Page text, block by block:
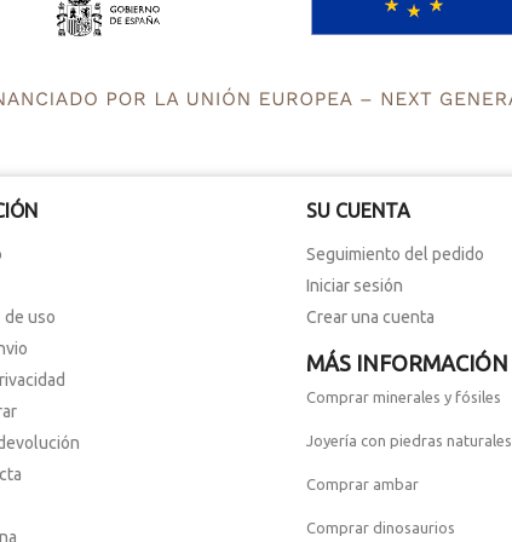
de uso
SU CUENTA
Seguimiento del pedido
Iniciar sesión
Crear una cuenta
MÁS INFORMACIÓN
Comprar minerales y fósiles
Joyería con piedras naturales
Comprar ambar
Comprar dinosaurios